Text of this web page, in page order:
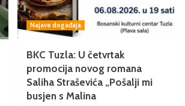
Najave događaja
BKC Tuzla: U četvrtak
promocija novog romana
Saliha Straševića „Pošalji mi
busjen s Malina